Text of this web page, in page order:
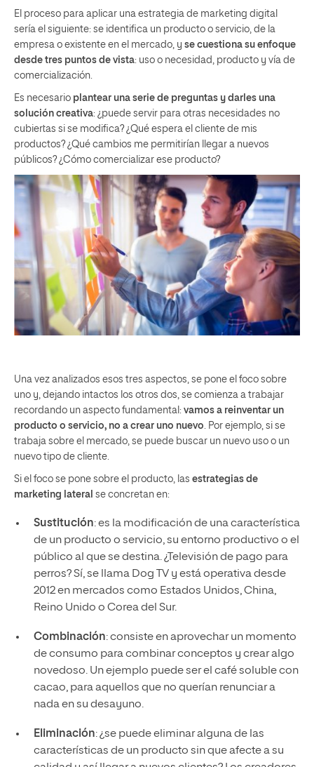
El proceso para aplicar una estrategia de marketing digital
sería el siguiente: se identifica un producto o servicio, de la
empresa o existente en el mercado, y se cuestiona su enfoque
desde tres puntos de vista: uso o necesidad, producto y vía de
comercialización.
Es necesario plantear una serie de preguntas y darles una
solución creativa: ¿puede servir para otras necesidades no
cubiertas si se modifica? ¿Qué espera el cliente de mis
productos? ¿Qué cambios me permitirían llegar a nuevos
públicos? ¿Cómo comercializar ese producto?
Una vez analizados esos tres aspectos, se pone el foco sobre
uno y, dejando intactos los otros dos, se comienza a trabajar
recordando un aspecto fundamental: vamos a reinventar un
producto o servicio, no a crear uno nuevo. Por ejemplo, si se
trabaja sobre el mercado, se puede buscar un nuevo uso o un
nuevo tipo de cliente.
Si el foco se pone sobre el producto, las estrategias de
marketing lateral se concretan en:
Sustitución: es la modificación de una característica
de un producto o servicio, su entorno productivo o el
público al que se destina. ¿Televisión de pago para
perros? Sí, se llama Dog TV y está operativa desde
2012 en mercados como Estados Unidos, China,
Reino Unido o Corea del Sur.
Combinación: consiste en aprovechar un momento
de consumo para combinar conceptos y crear algo
novedoso. Un ejemplo puede ser el café soluble con
cacao, para aquellos que no querían renunciar a
nada en su desayuno.
Eliminación: ¿se puede eliminar alguna de las
características de un producto sin que afecte a su